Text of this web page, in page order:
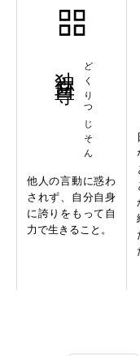
どくりつじそん
他人の言動に惑わ
されず、自分自身
に誇りをもって自
力で生きること。